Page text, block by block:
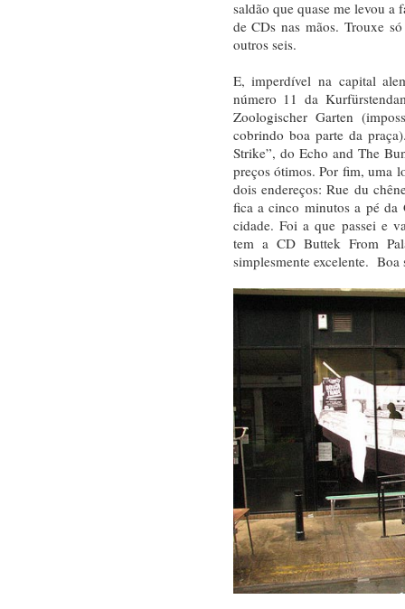
saldão que quase me levou a
de CDs nas mãos. Trouxe
outros seis.
E, imperdível na capital
número 11 da
Zoologischer Garten
cobrindo boa parte da
Strike”, do Echo and The
preços ótimos. Por fim, uma
dois endereços: Rue du
fica a cinco minutos a pé da
cidade. Foi a que passei e
tem a CD Buttek From
simplesmente excelente. Boa